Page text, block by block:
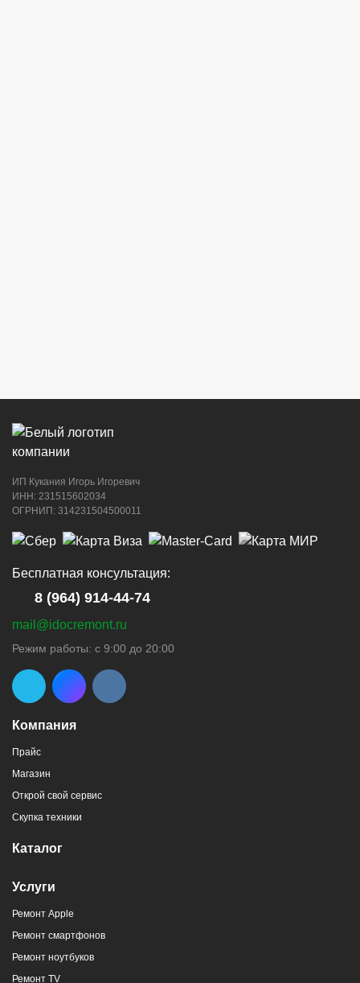
г. Новороссийск, ул. Котанова, 4
8 (964) 914-44-74
8 (964) 914-44-74
8 (964) 914-44-74
г. Новороссийск, ул. Героев Десантников,
2/4
8 (964) 914-44-74
ИП Кукания Игорь Игоревич
ИНН: 231515602034
ОГРНИП: 314231504500011
Компания
Прайс
Магазин
Открой свой сервис
Скупка техники
Каталог
Услуги
Ремонт Apple
Ремонт смартфонов
Ремонт ноутбуков
Ремонт TV
Бесплатная консультация:
8 (964) 914-44-74
mail@idocremont.ru
Режим работы: с 9:00 до 20:00